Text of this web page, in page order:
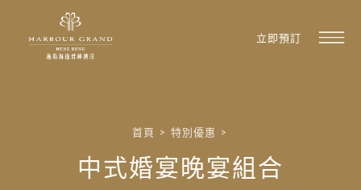
立即預訂
首頁 > 特別優惠 >
中式婚宴晚宴組合